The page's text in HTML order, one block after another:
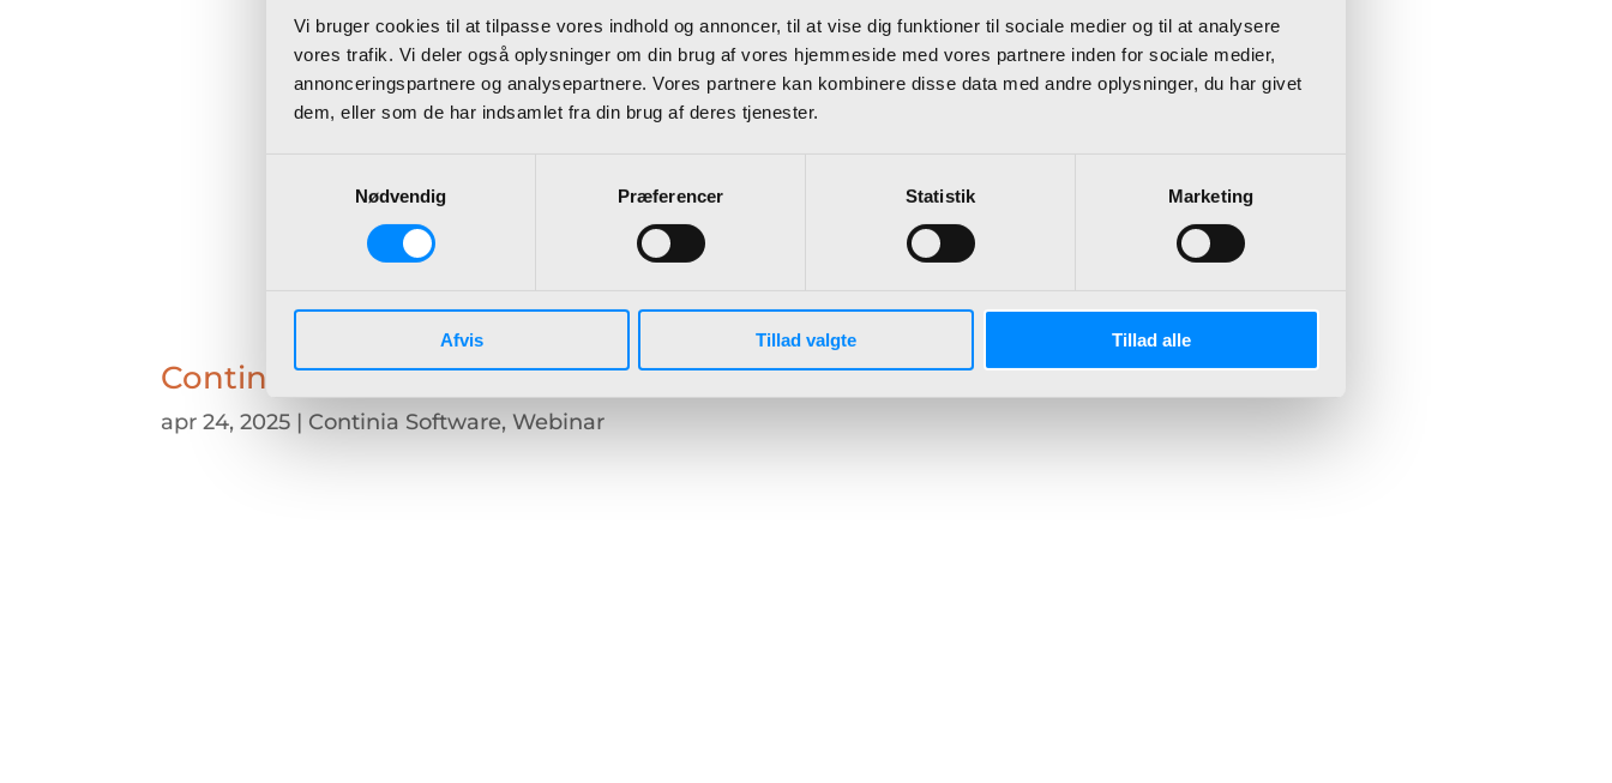
Vi bruger cookies til at tilpasse vores indhold og annoncer, til at vise dig funktioner til sociale medier og til at analysere
vores trafik. Vi deler også oplysninger om din brug af vores hjemmeside med vores partnere inden for sociale medier,
annonceringspartnere og analysepartnere. Vores partnere kan kombinere disse data med andre oplysninger, du har givet
dem, eller som de har indsamlet fra din brug af deres tjenester.
Nødvendig
Præferencer Statistik Marketing
Afvis Tillad valgte Tillad alle
Continia webinarer
apr 24, 2025 | Continia Software,Webinar